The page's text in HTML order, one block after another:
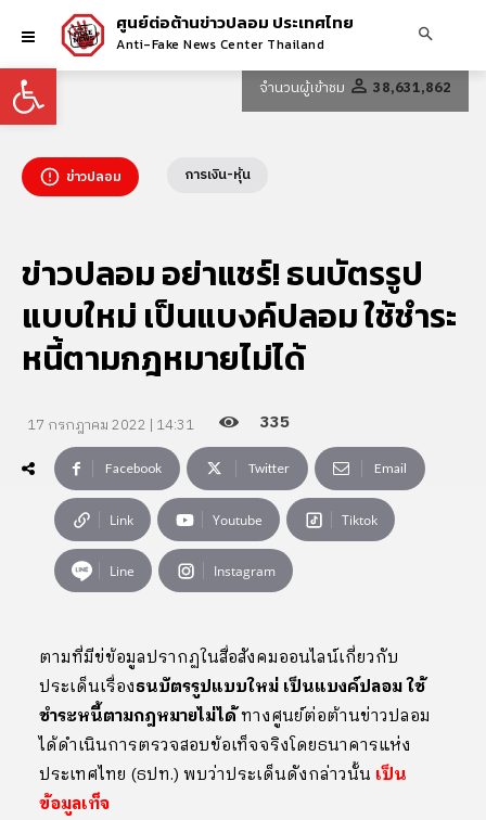
Open toolbar
ศูนย์ต่อต้านข่าวปลอม ประเทศไทย
Anti-Fake News Center Thailand
จำนวนผู้เข้าชม 38,631,862
ข่าวปลอม การเงิน-หุ้น
ข่าวปลอม อย่าแชร์! ธนบัตรรูป
แบบใหม่ เป็นแบงค์ปลอม ใช้ชำระ
หนี้ตามกฎหมายไม่ได้
17 กรกฎาคม 2022 | 14:31 335
Facebook Twitter Email
Link Youtube Tiktok
Line Instagram
ตามที่มีข่ข้อมูลปรากฏในสื่อสังคมออนไลน์เกี่ยวกับ
ประเด็นเรื่องธนบัตรรูปแบบใหม่ เป็นแบงค์ปลอม ใช้
ชำระหนี้ตามกฎหมายไม่ได้ทางศูนย์ต่อต้านข่าวปลอม
ได้ดำเนินการตรวจสอบข้อเท็จจริงโดยธนาคารแห่ง
ประเทศไทย (ธปท.) พบว่าประเด็นดังกล่าวนั้น เป็น
ข้อมูลเท็จ